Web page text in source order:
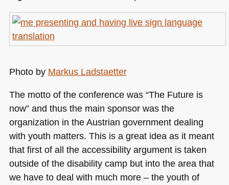
Photo by Markus Ladstaetter
The motto of the conference was “The Future is
now” and thus the main sponsor was the
organization in the Austrian government dealing
with youth matters. This is a great idea as it meant
that first of all the accessibility argument is taken
outside of the disability camp but into the area that
we have to deal with much more – the youth of